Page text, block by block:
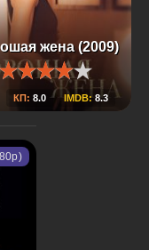
жена (2009)
КП: 8.0 IMDB:8.3